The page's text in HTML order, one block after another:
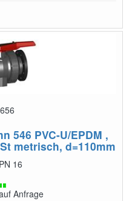
546 PVC-U/EPDM ,
metrisch, d=110mm
16
Anfrage